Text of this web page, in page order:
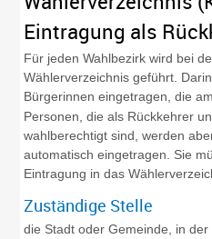
Eintragung als
Für jeden Wahlbezirk wird bei
Wählerverzeichnis geführt.
Bürgerinnen eingetragen, die
Personen, die als Rückkehrer
wahlberechtigt sind, werden
automatisch eingetragen. Sie
Eintragung in das
Zuständige Stelle
die Stadt oder Gemeinde, in